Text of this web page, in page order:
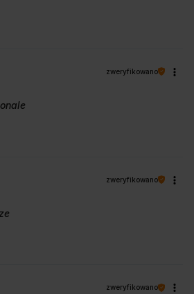
zweryfikowano
zweryfikowano
zweryfikowano